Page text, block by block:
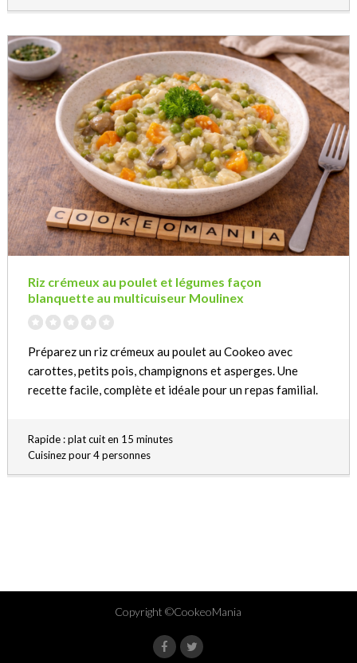
Riz crémeux au poulet et légumes façon
blanquette au multicuiseur Moulinex
Préparez un riz crémeux au poulet au Cookeo avec
carottes, petits pois, champignons et asperges. Une
recette facile, complète et idéale pour un repas familial.
Rapide : plat cuit en 15 minutes
Cuisinez pour 4 personnes
Copyright ©CookeoMania